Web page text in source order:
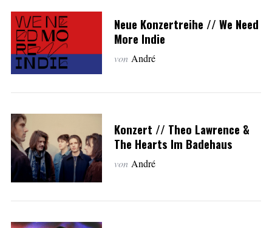
Neue Konzertreihe // We Need
More Indie
von André
Konzert // Theo Lawrence &
The Hearts Im Badehaus
von André